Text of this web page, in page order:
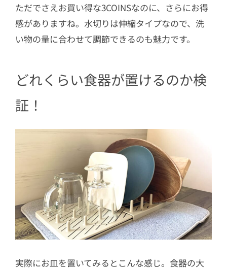
ただでさえお買い得な3COINSなのに、さらにお得
感がありますね。水切りは伸縮タイプなので、洗
い物の量に合わせて調節できるのも魅力です。
どれくらい食器が置けるのか検
証！
実際にお皿を置いてみるとこんな感じ。食器の大